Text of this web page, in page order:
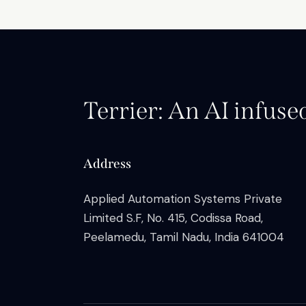
Terrier: An AI
Address
Applied Automation Systems Private
Limited S.F, No. 415, Codissa Road,
Peelamedu, Tamil Nadu, India 641004